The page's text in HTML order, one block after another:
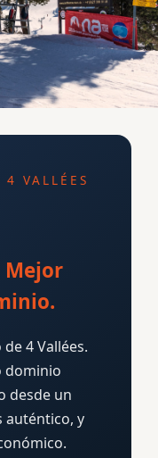
4 VALLÉES
Mejor
4 Vallées.
dominio
desde un
auténtico, y